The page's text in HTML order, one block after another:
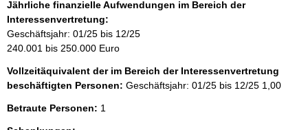
Jährliche finanzielle Aufwendungen im Bereich der
Interessenvertretung:
Geschäftsjahr: 01/25 bis 12/25
240.001 bis 250.000 Euro
Vollzeitäquivalent der im Bereich der Interessenvertretung
beschäftigten Personen: Geschäftsjahr: 01/25 bis 12/25 1,00
Betraute Personen: 1